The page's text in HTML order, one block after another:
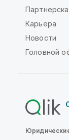
Карьера
Новости
Головной